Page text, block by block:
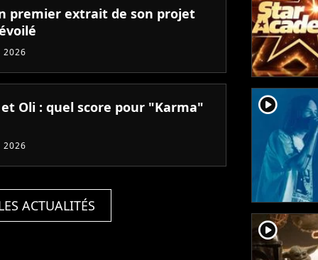
premier extrait de son projet
2026
Oli : quel score pour "Karma"
2026
ACTUALITÉS
player2
player2